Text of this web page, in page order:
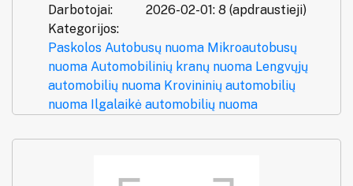
Darbotojai:
2026-02-01: 8 (apdraustieji)
Kategorijos:
Paskolos Autobusų nuoma Mikroautobusų
nuoma Automobilinių kranų nuoma Lengvųjų
automobilių nuoma Krovininių automobilių
nuoma Ilgalaikė automobilių nuoma